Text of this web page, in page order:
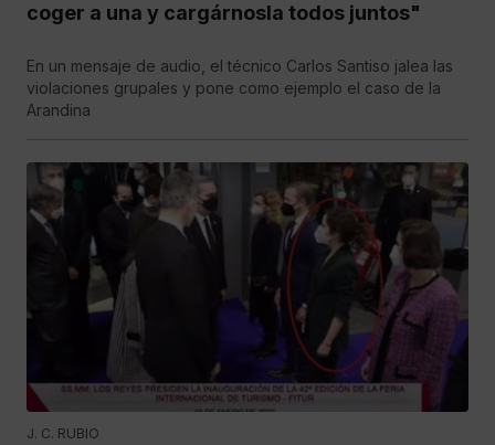
coger a una y cargárnosla todos juntos"
En un mensaje de audio, el técnico Carlos Santiso jalea las
violaciones grupales y pone como ejemplo el caso de la
Arandina
J. C. RUBIO